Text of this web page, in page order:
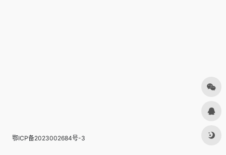
鄂ICP备2023002684号-3